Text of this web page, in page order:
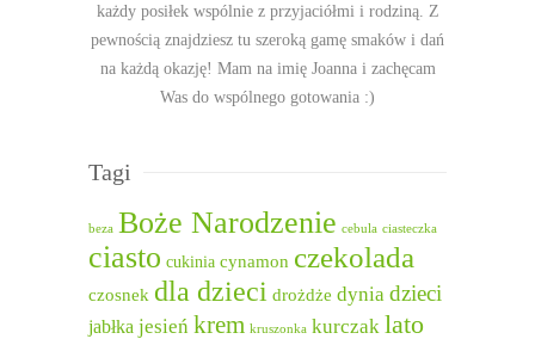
każdy posiłek wspólnie z przyjaciółmi i rodziną. Z
pewnością znajdziesz tu szeroką gamę smaków i dań
na każdą okazję! Mam na imię Joanna i zachęcam
Was do wspólnego gotowania :)
Tagi
beza Boże Narodzenie cebula ciasteczka
ciasto cukinia cynamon czekolada
czosnek dla dzieci drożdże dynia dzieci
jabłka jesień krem kruszonka kurczak lato